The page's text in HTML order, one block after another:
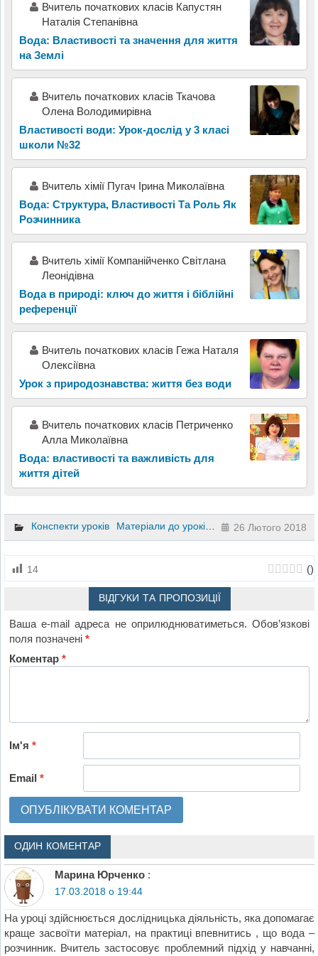
Вчитель початкових класів Капустян
Наталія Степанівна
Вода: Властивості та значення для життя
на Землі
Вчитель початкових класів Ткачова
Олена Володимирівна
Властивості води: Урок-дослід у 3 класі
школи №32
Вчитель хімії Пугач Ірина Миколаївна
Вода: Структура, Властивості Та Роль Як
Розчинника
Вчитель хімії Компанійченко Світлана
Леонідівна
Вода в природі: ключ до життя і біблійні
референції
Вчитель початкових класів Гежа Наталя
Олексіївна
Урок з природознавства: життя без води
Вчитель початкових класів Петриченко
Алла Миколаївна
Вода: властивості та важливість для
життя дітей
Конспекти уроків Матеріали до уроків Природознавство 3
26 Лютого 2018
14 ()
ВІДГУКИ ТА ПРОПОЗИЦІЇ
Ваша e-mail адреса не оприлюднюватиметься. Обов’язкові
поля позначені*
Коментар*
Ім'я*
Email*
ОДИН КОМЕНТАР
Марина Юрченко :
17.03.2018 о 19:44
На уроці здійснюється дослідницька діяльність, яка допомагає
краще засвоїти матеріал, на практиці впевнитись , що вода –
розчинник. Вчитель застосовує проблемний підхід у навчанні,